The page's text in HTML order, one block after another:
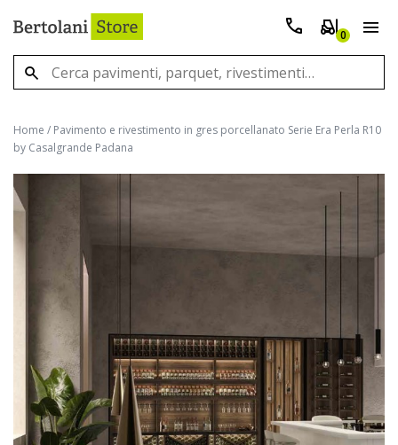
0
Home / Pavimento e rivestimento in gres porcellanato Serie Era Perla R10
by Casalgrande Padana